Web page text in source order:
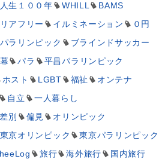
人生１００年 WHILL
BAMS
アフリー イルミネーション
０円
パラリンピック
ブラインドサッカー
パラ
平昌パラリンピック
ホスト LGBT 福祉
オンテナ
自立
一人暮らし
差別 偏見
オリンピック
東京オリンピック
東京パラリンピック
旅行 海外旅行
国内旅行